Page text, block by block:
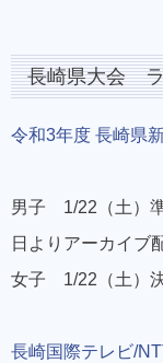
長崎県大会
令和3年度 長崎県
男子 1/22（土）
日よりアーカイブ
女子 1/22（土）
長崎国際テレビ/